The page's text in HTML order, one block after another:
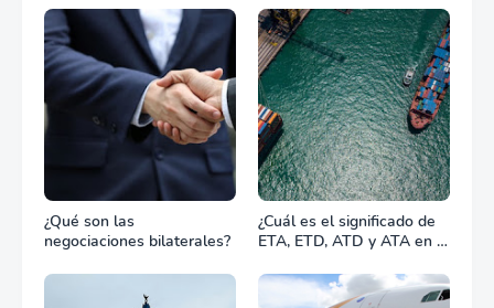
combate?
¿Qué son las
negociaciones bilaterales?
¿Cuál es el significado de
ETA, ETD, ATD y ATA en el